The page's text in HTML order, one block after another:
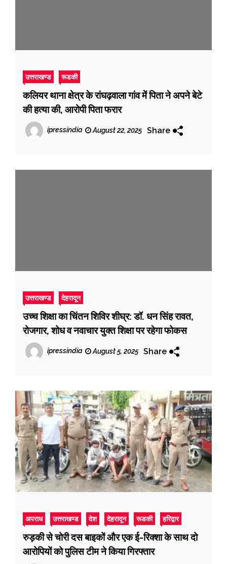
उत्तराखण्ड रूडकी
कलियर थाना क्षेत्र के रांघढ़वाला गांव में पिता ने अपने बेटे
की हत्या की, आरोपी पिता फरार
ipressindia August 22, 2025 Share
उत्तराखण्ड देहरादून
उच्च शिक्षा का चिंतन शिविर शीघ्र: डॉ. धन सिंह रावत,
रोजगार, शोध व नवाचार युक्त शिक्षा पर रहेगा फोकस
ipressindia August 5, 2025 Share
अपराध उत्तराखण्ड देश देहरादून रूडकी हरिद्वार
रुड़की से चोरी दस बाइकों और एक ई-रिक्शा के साथ दो
आरोपियों को पुलिस टीम ने किया गिरफ्तार